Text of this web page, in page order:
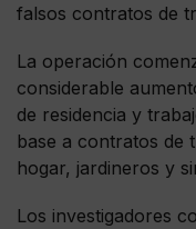
falsos contratos de
La operación
considerable
de residencia y
base a contratos de
hogar, jardineros y
Los investigadores